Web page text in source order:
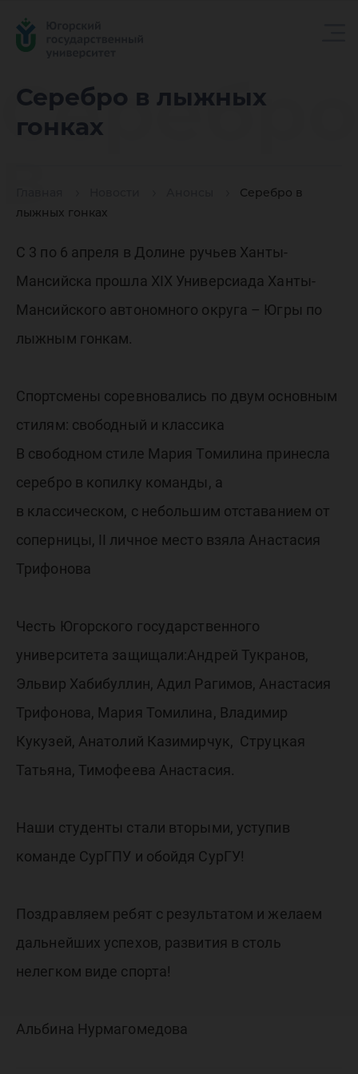
Серебро в лыжных
гонках
Серебро в
лыжных гонках
Серебро
лыжных
гонках
С 3 по 6 апреля в Долине ручьев Ханты-
Мансийска прошла XIX Универсиада Ханты-
Мансийского автономного округа – Югры по
лыжным гонкам.
Спортсмены соревновались по двум основным
стилям: свободный и классика
В свободном стиле Мария Томилина принесла
серебро в копилку команды, а
в классическом, с небольшим отставанием от
соперницы, II личное место взяла Анастасия
Трифонова
Честь Югорского государственного
университета защищали:Андрей Тукранов,
Эльвир Хабибуллин, Адил Рагимов, Анастасия
Трифонова, Мария Томилина, Владимир
Кукузей, Анатолий Казимирчук, Струцкая
Татьяна, Тимофеева Анастасия.
Наши студенты стали вторыми, уступив
команде СурГПУ и обойдя СурГУ!
Поздравляем ребят с результатом и желаем
дальнейших успехов, развития в столь
нелегком виде спорта!
Альбина Нурмагомедова